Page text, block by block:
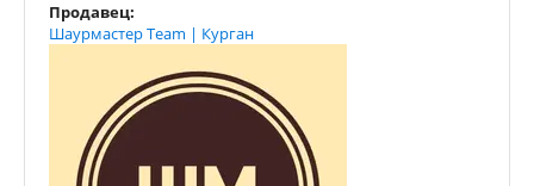
Продавец:
Шаурмастер Team | Курган